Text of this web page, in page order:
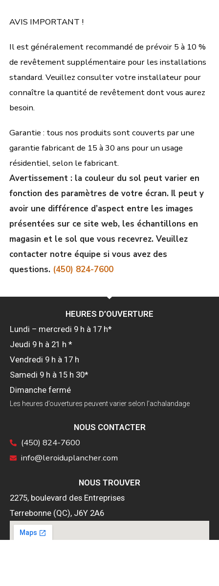
AVIS IMPORTANT !
Il est généralement recommandé de prévoir 5 à 10 %
de revêtement supplémentaire pour les installations
standard. Veuillez consulter votre installateur pour
connaître la quantité de revêtement dont vous aurez
besoin.
Garantie : tous nos produits sont couverts par une
garantie fabricant de 15 à 30 ans pour un usage
résidentiel, selon le fabricant.
Avertissement : la couleur du sol peut varier en
fonction des paramètres de votre écran. Il peut y
avoir une différence d’aspect entre les images
présentées sur ce site web, les échantillons en
magasin et le sol que vous recevrez. Veuillez
contacter notre équipe si vous avez des
questions. (450) 824-7600
HEURES D’OUVERTURE
Lundi – mercredi 9 h à 17 h*
Jeudi 9 h à 21 h *
Vendredi 9 h à 17 h
Samedi 9 h à 15 h 30*
Dimanche fermé
Les heures d’ouvertures peuvent varier selon l’achalandage
NOUS CONTACTER
(450) 824-7600
info@leroiduplancher.com
NOUS TROUVER
2275, boulevard des Entreprises
Terrebonne (QC), J6Y 2A6